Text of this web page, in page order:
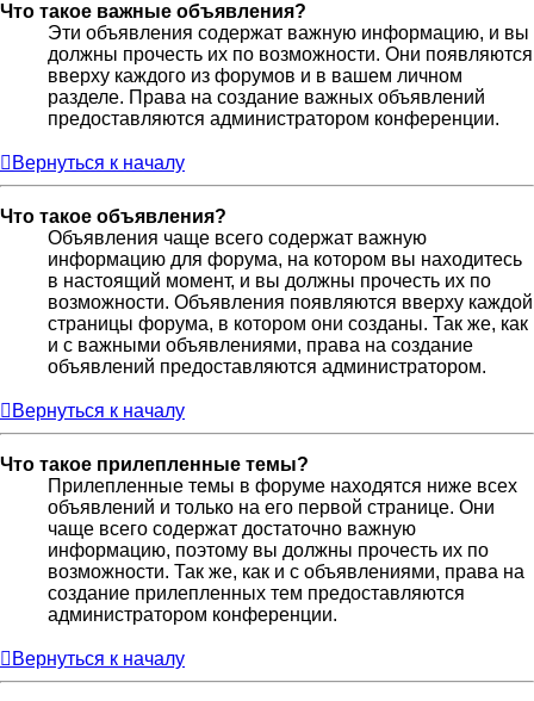
Что такое важные объявления?
Эти объявления содержат важную информацию, и вы
должны прочесть их по возможности. Они появляются
вверху каждого из форумов и в вашем личном
разделе. Права на создание важных объявлений
предоставляются администратором конференции.
Вернуться к началу
Что такое объявления?
Объявления чаще всего содержат важную
информацию для форума, на котором вы находитесь
в настоящий момент, и вы должны прочесть их по
возможности. Объявления появляются вверху каждой
страницы форума, в котором они созданы. Так же, как
и с важными объявлениями, права на создание
объявлений предоставляются администратором.
Вернуться к началу
Что такое прилепленные темы?
Прилепленные темы в форуме находятся ниже всех
объявлений и только на его первой странице. Они
чаще всего содержат достаточно важную
информацию, поэтому вы должны прочесть их по
возможности. Так же, как и с объявлениями, права на
создание прилепленных тем предоставляются
администратором конференции.
Вернуться к началу